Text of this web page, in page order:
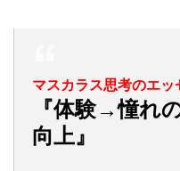
マスカラス思考のエッ
『体験→憧れ
向上』